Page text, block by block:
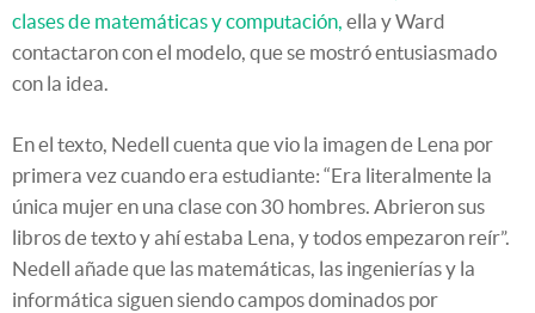
clases de matemáticas y computación, ella y Ward
contactaron con el modelo, que se mostró entusiasmado
con la idea.
En el texto, Nedell cuenta que vio la imagen de Lena por
primera vez cuando era estudiante: “Era literalmente la
única mujer en una clase con 30 hombres. Abrieron sus
libros de texto y ahí estaba Lena, y todos empezaron reír”.
Nedell añade que las matemáticas, las ingenierías y la
informática siguen siendo campos dominados por